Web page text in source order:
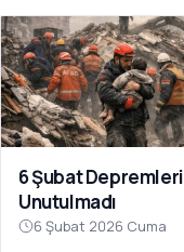
6 Şubat Depremleri
Unutulmadı
6 Şubat 2026 Cuma